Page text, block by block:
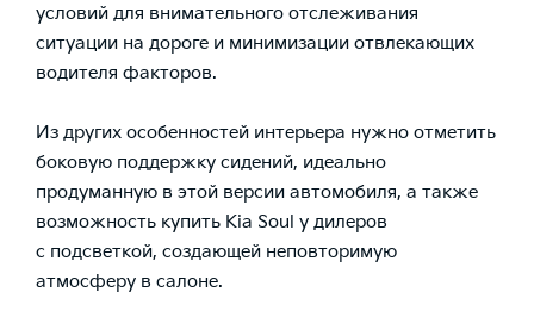
условий для внимательного отслеживания
ситуации на дороге и минимизации отвлекающих
водителя факторов.
Из других особенностей интерьера нужно отметить
боковую поддержку сидений, идеально
продуманную в этой версии автомобиля, а также
возможность купить Kia Soul у дилеров
с подсветкой, создающей неповторимую
атмосферу в салоне.